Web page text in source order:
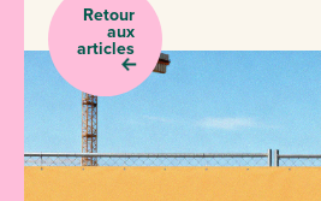
Retour
aux
articles